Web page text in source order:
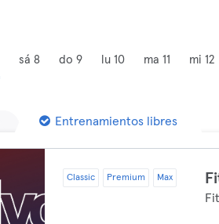
sá 8 do 9 lu 10 ma 11 mi 12
Entrenamientos libres
Classic Premium Max